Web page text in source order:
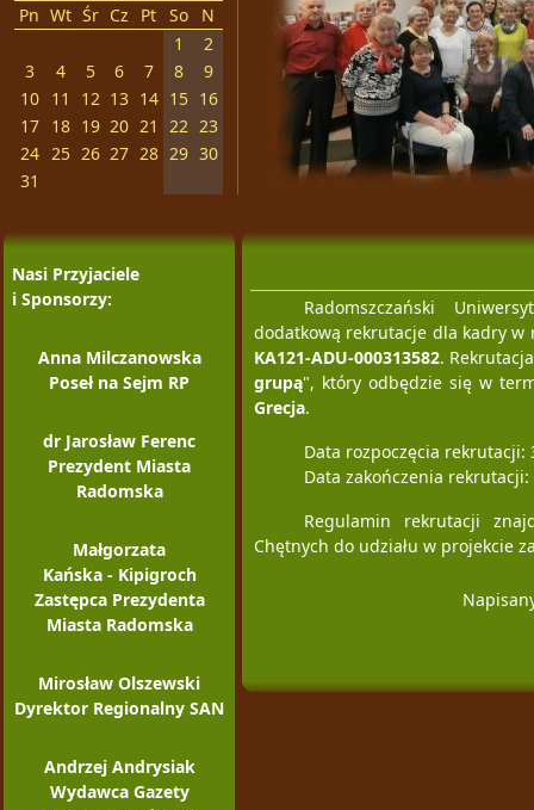
Pn Wt Śr Cz Pt So
N
1
2
3
4 5 6 7 8
9
10
11 12 13 14 15 16
17
18 19 20 21 22 23
24
25 26 27 28 29 30
31
Nasi Przyjaciele
i Sponsorzy:
Anna Milczanowska
Poseł na Sejm RP
dr Jarosław Ferenc
Prezydent Miasta
Radomska
Małgorzata
Kańska - Kipigroch
Zastępca Prezydenta
Miasta Radomska
Mirosław Olszewski
Dyrektor Regionalny SAN
Andrzej Andrysiak
Wydawca Gazety
Radomszczański
dodatkową rekrutacje dla kadry
KA121-ADU-000313582.
grupą", który odbędzie się w
Grecja.
Data rozpoczęcia rekrutacji:
Data zakończenia rekrutacji:
Regulamin rekrutacji
Chętnych do udziału w projekcie